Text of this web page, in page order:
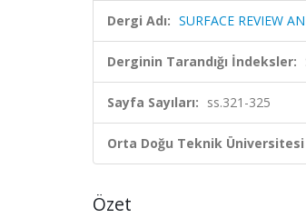
Dergi Adı: SURFACE REVIEW
Derginin Tarandığı İndeksler:
Sayfa Sayıları: ss.321-325
Orta Doğu Teknik
Özet